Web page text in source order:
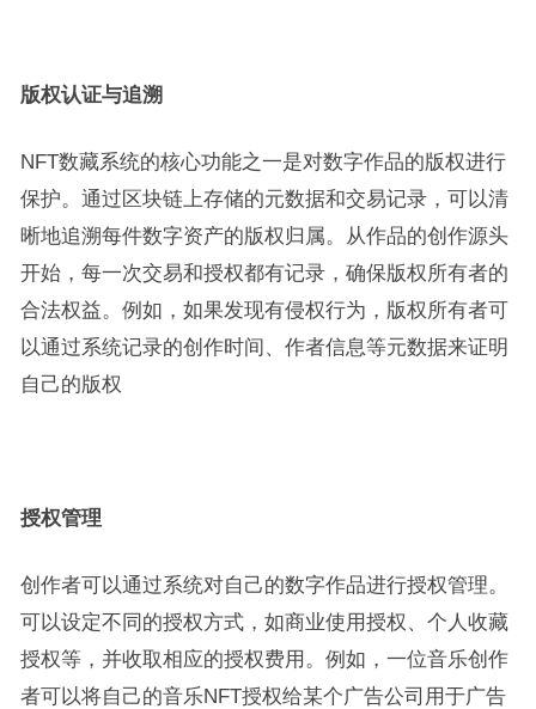
版权认证与追溯
NFT数藏系统的核心功能之一是对数字作品的版权进行
保护。通过区块链上存储的元数据和交易记录，可以清
晰地追溯每件数字资产的版权归属。从作品的创作源头
开始，每一次交易和授权都有记录，确保版权所有者的
合法权益。例如，如果发现有侵权行为，版权所有者可
以通过系统记录的创作时间、作者信息等元数据来证明
自己的版权
授权管理
创作者可以通过系统对自己的数字作品进行授权管理。
可以设定不同的授权方式，如商业使用授权、个人收藏
授权等，并收取相应的授权费用。例如，一位音乐创作
者可以将自己的音乐NFT授权给某个广告公司用于广告